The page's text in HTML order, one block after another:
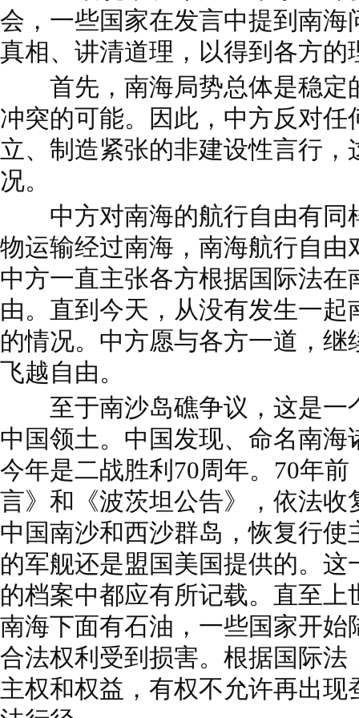
会，一些国家在发言中提到南
真相、讲清道理，以得到各方的
首先，南海局势总体是稳定
冲突的可能。因此，中方反对任
立、制造紧张的非建设性言行，
况。
中方对南海的航行自由有同
物运输经过南海，南海航行自由
中方一直主张各方根据国际法
由。直到今天，从没有发生一
的情况。中方愿与各方一道，
飞越自由。
至于南沙岛礁争议，这是一
中国领土。中国发现、命名南
今年是二战胜利70周年。70年
言》和《波茨坦公告》，依法收
中国南沙和西沙群岛，恢复行
的军舰还是盟国美国提供的。
的档案中都应有所记载。直至上
南海下面有石油，一些国家开始
合法权利受到损害。根据国际法
主权和权益，有权不允许再出